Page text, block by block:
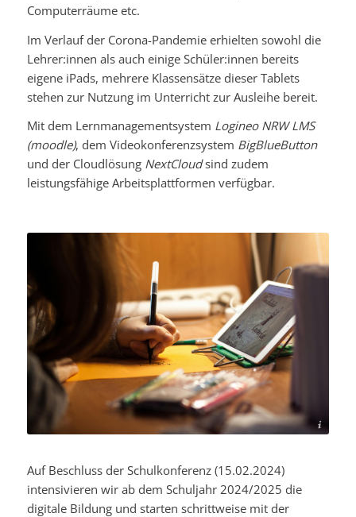
Computerräume etc.
Im Verlauf der Corona-Pandemie erhielten sowohl die
Lehrer:innen als auch einige Schüler:innen bereits
eigene iPads, mehrere Klassensätze dieser Tablets
stehen zur Nutzung im Unterricht zur Ausleihe bereit.
Mit dem Lernmanagementsystem Logineo NRW LMS
(moodle), dem Videokonferenzsystem BigBlueButton
und der Cloudlösung NextCloudsind zudem
leistungsfähige Arbeitsplattformen verfügbar.
Foto von John-Mark Smith viaPexels
Auf Beschluss der Schulkonferenz (15.02.2024)
intensivieren wir ab dem Schuljahr 2024/2025 die
digitale Bildung und starten schrittweise mit der